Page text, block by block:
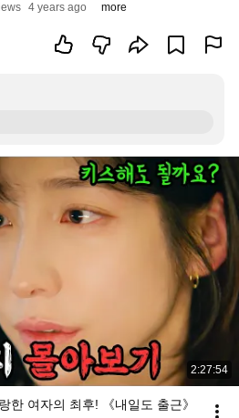
4 years ago more
2:27:54
한 여자의 최후! 《내일도 출근》